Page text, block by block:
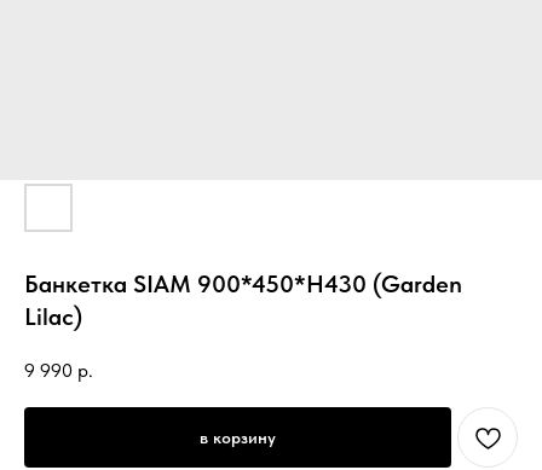
Банкетка SIAM 900*450*H430 (Garden
Lilac)
9 990 р.
в корзину